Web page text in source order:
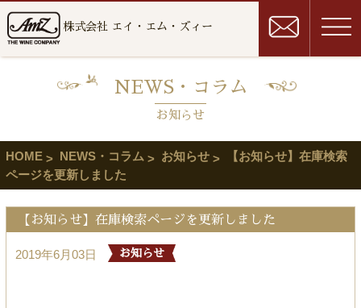
株式会社 エイ・エム・ズィー
NEWS・コラム
お知らせ
HOME NEWS・コラム お知らせ
【お知らせ】在庫検索
ページを更新しました
【お知らせ】在庫検索ページを更新しました
2019年6月03日 お知らせ